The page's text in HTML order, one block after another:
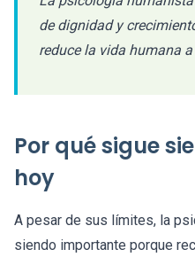
de dignidad y
reduce la vida humana
Por qué sigue
hoy
A pesar de sus límites, la
siendo importante porque